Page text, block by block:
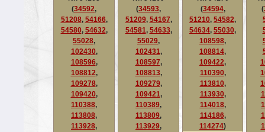
(34592,
51208, 54166,
54580, 54632,
55028,
102430,
108596,
108812,
109278,
109420,
110388,
113808,
113928,
(34593,
51209, 54167,
54581, 54633,
55029,
102431,
108597,
108813,
109279,
109421,
110389,
113809,
113929,
(34594,
51210, 54582,
54634, 55030,
108598,
108814,
109422,
110390,
113810,
113930,
114018,
114186,
114274)
(